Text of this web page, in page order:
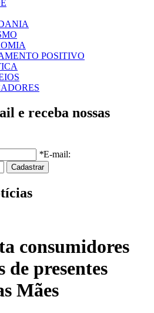
POSITIVO
e receba nossas
*E-mail:
consumidores
de presentes
Mães